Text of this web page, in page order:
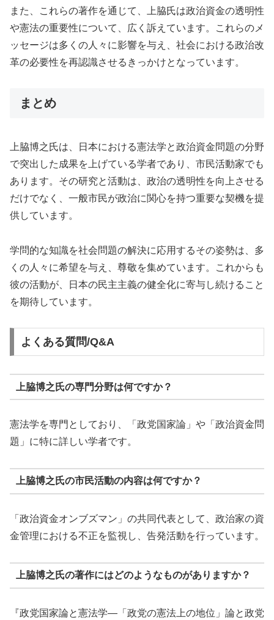
また、これらの著作を通じて、上脇氏は政治資金の透明性
や憲法の重要性について、広く訴えています。これらのメ
ッセージは多くの人々に影響を与え、社会における政治改
革の必要性を再認識させるきっかけとなっています。
まとめ
上脇博之氏は、日本における憲法学と政治資金問題の分野
で突出した成果を上げている学者であり、市民活動家でも
あります。その研究と活動は、政治の透明性を向上させる
だけでなく、一般市民が政治に関心を持つ重要な契機を提
供しています。
学問的な知識を社会問題の解決に応用するその姿勢は、多
くの人々に希望を与え、尊敬を集めています。これからも
彼の活動が、日本の民主主義の健全化に寄与し続けること
を期待しています。
よくある質問/Q&A
上脇博之氏の専門分野は何ですか？
憲法学を専門としており、「政党国家論」や「政治資金問
題」に特に詳しい学者です。
上脇博之氏の市民活動の内容は何ですか？
「政治資金オンブズマン」の共同代表として、政治家の資
金管理における不正を監視し、告発活動を行っています。
上脇博之氏の著作にはどのようなものがありますか？
『政党国家論と憲法学―「政党の憲法上の地位」論と政党